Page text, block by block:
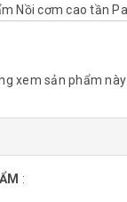
xem sản phẩm này
: